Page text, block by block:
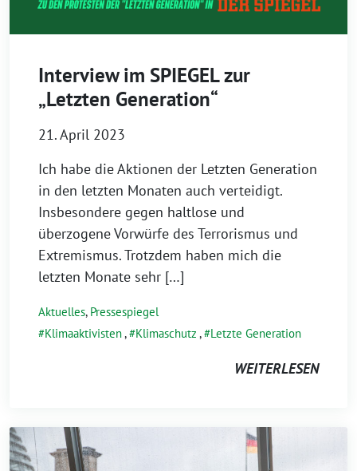
Interview im SPIEGEL zur
„Letzten Generation“
21. April 2023
Ich habe die Aktionen der Letzten Generation
in den letzten Monaten auch verteidigt.
Insbesondere gegen haltlose und
überzogene Vorwürfe des Terrorismus und
Extremismus. Trotzdem haben mich die
letzten Monate sehr […]
Aktuelles, Pressespiegel
Klimaaktivisten, Klimaschutz , Letzte Generation
WEITERLESEN